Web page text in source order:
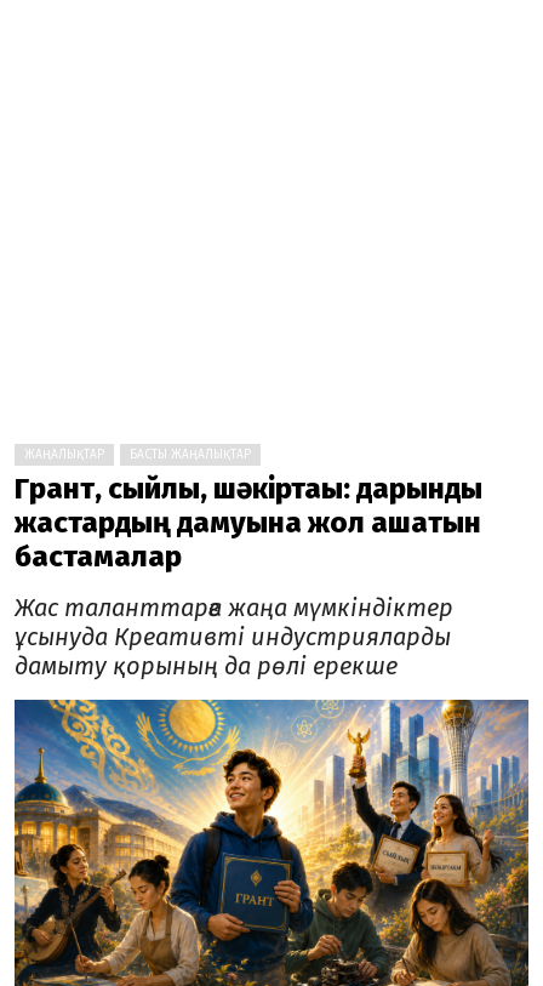
ЖАҢАЛЫҚТАР БАСТЫ ЖАҢАЛЫҚТАР
Грант, сыйлық, шәкіртақы: дарынды
жастардың дамуына жол ашатын
бастамалар
Жас таланттарға жаңа мүмкіндіктер
ұсынуда Креативті индустрияларды
дамыту қорының да рөлі ерекше